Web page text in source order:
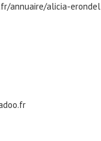
annuaire/alicia-erondel